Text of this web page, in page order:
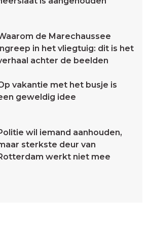
de Marechaussee
in het vliegtuig: dit is het
achter de beelden
vakantie met het busje is
geweldig idee
wil iemand aanhouden,
sterkste deur van
werkt niet mee